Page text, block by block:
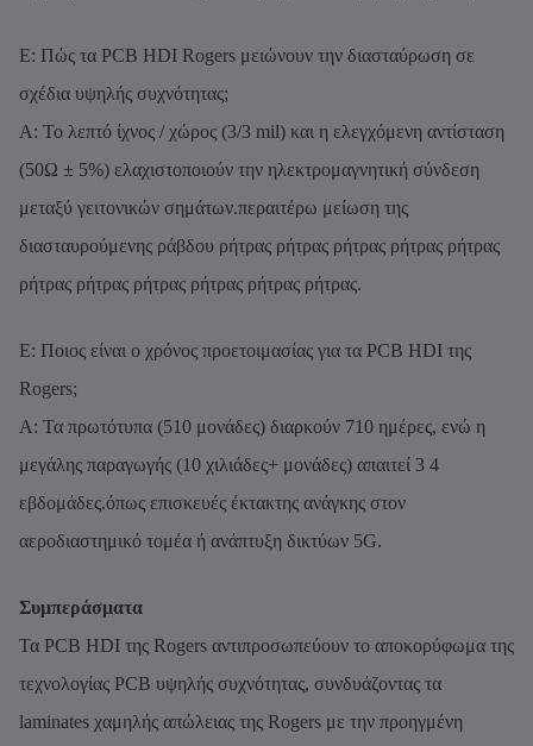
Ε: Πώς τα PCB HDI Rogers μειώνουν την διασταύρωση σε
σχέδια υψηλής συχνότητας;
Α: Το λεπτό ίχνος / χώρος (3/3 mil) και η ελεγχόμενη αντίσταση
(50Ω ± 5%) ελαχιστοποιούν την ηλεκτρομαγνητική σύνδεση
μεταξύ γειτονικών σημάτων.περαιτέρω μείωση της
διασταυρούμενης ράβδου ρήτρας ρήτρας ρήτρας ρήτρας ρήτρας
ρήτρας ρήτρας ρήτρας ρήτρας ρήτρας ρήτρας.
Ε: Ποιος είναι ο χρόνος προετοιμασίας για τα PCB HDI της
Rogers;
Α: Τα πρωτότυπα (510 μονάδες) διαρκούν 710 ημέρες, ενώ η
μεγάλης παραγωγής (10 χιλιάδες+ μονάδες) απαιτεί 3 4
εβδομάδες.όπως επισκευές έκτακτης ανάγκης στον
αεροδιαστημικό τομέα ή ανάπτυξη δικτύων 5G.
Συμπεράσματα
Τα PCB HDI της Rogers αντιπροσωπεύουν το αποκορύφωμα της
τεχνολογίας PCB υψηλής συχνότητας, συνδυάζοντας τα
laminates χαμηλής απώλειας της Rogers με την προηγμένη